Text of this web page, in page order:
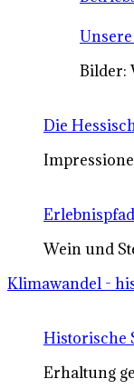
Bilder:
Die
Wein und
Klimawandel -
Historische
Erhaltung